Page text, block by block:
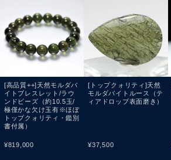
[高品質++]天然モルダバ
イトブレスレット/ラウ
ンドビーズ（約10.5玉/
極僅かな欠け玉有※ほぼ
トップクォリティ・鑑別
書付属）
¥819,000
[トップクォリティ]天然
モルダバイトルース（テ
ィアドロップ表面磨き）
¥37,500